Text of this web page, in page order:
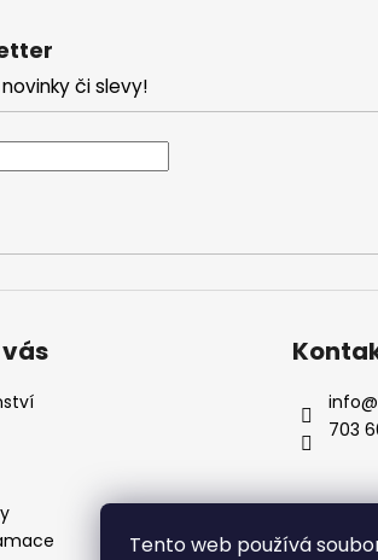
Tento web používá
či slevy!
info@
703